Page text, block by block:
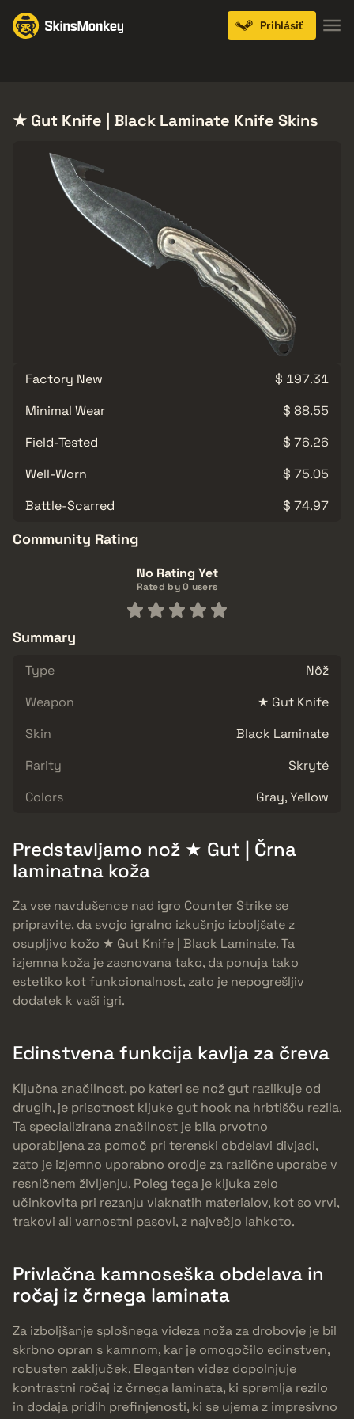
Prihlásiť
★ Gut Knife | Black Laminate Knife Skins
Factory New
$ 197.31
Minimal Wear
$ 88.55
Field-Tested
$ 76.26
Well-Worn
$ 75.05
Battle-Scarred
$ 74.97
Community Rating
No Rating Yet
Rated by 0 users
Summary
Type
Nôž
Weapon
★ Gut Knife
Skin
Black Laminate
Rarity
Skryté
Colors
Gray, Yellow
Predstavljamo nož ★ Gut | Črna
laminatna koža
Za vse navdušence nad igro Counter Strike se
pripravite, da svojo igralno izkušnjo izboljšate z
osupljivo kožo ★ Gut Knife | Black Laminate. Ta
izjemna koža je zasnovana tako, da ponuja tako
estetiko kot funkcionalnost, zato je nepogrešljiv
dodatek k vaši igri.
Edinstvena funkcija kavlja za čreva
Ključna značilnost, po kateri se nož gut razlikuje od
drugih, je prisotnost kljuke gut hook na hrbtišču rezila.
Ta specializirana značilnost je bila prvotno
uporabljena za pomoč pri terenski obdelavi divjadi,
zato je izjemno uporabno orodje za različne uporabe v
resničnem življenju. Poleg tega je kljuka zelo
učinkovita pri rezanju vlaknatih materialov, kot so vrvi,
trakovi ali varnostni pasovi, z največjo lahkoto.
Privlačna kamnoseška obdelava in
ročaj iz črnega laminata
Za izboljšanje splošnega videza noža za drobovje je bil
skrbno opran s kamnom, kar je omogočilo edinstven,
robusten zaključek. Eleganten videz dopolnjuje
kontrastni ročaj iz črnega laminata, ki spremlja rezilo
in dodaja pridih prefinjenosti, ki se ujema z impresivno